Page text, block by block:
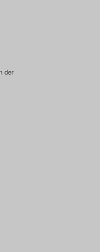
Blog
Blog
Blog
Blog
der